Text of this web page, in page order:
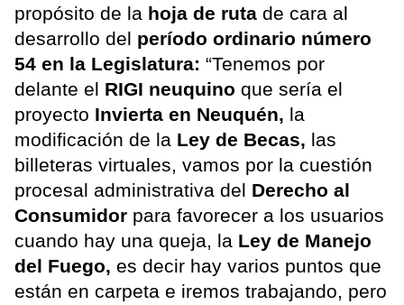
propósito de la hoja de ruta de cara al
desarrollo del período ordinario número
54 en la Legislatura: “Tenemos por
delante el RIGI neuquino que sería el
proyecto Invierta en Neuquén, la
modificación de la Ley de Becas, las
billeteras virtuales, vamos por la cuestión
procesal administrativa del Derecho al
Consumidor para favorecer a los usuarios
cuando hay una queja, la Ley de Manejo
del Fuego, es decir hay varios puntos que
están en carpeta e iremos trabajando, pero